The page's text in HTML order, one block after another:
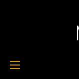
Basculer
la
☰